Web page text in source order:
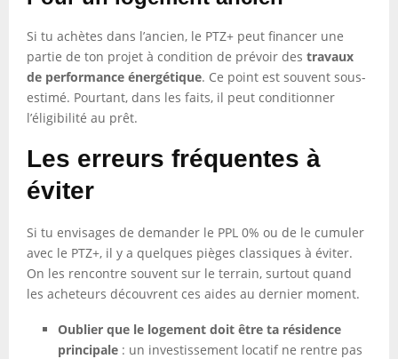
Si tu achètes dans l’ancien, le PTZ+ peut financer une
partie de ton projet à condition de prévoir des travaux
de performance énergétique. Ce point est souvent sous-
estimé. Pourtant, dans les faits, il peut conditionner
l’éligibilité au prêt.
Les erreurs fréquentes à
éviter
Si tu envisages de demander le PPL 0% ou de le cumuler
avec le PTZ+, il y a quelques pièges classiques à éviter.
On les rencontre souvent sur le terrain, surtout quand
les acheteurs découvrent ces aides au dernier moment.
Oublier que le logement doit être ta résidence
principale : un investissement locatif ne rentre pas